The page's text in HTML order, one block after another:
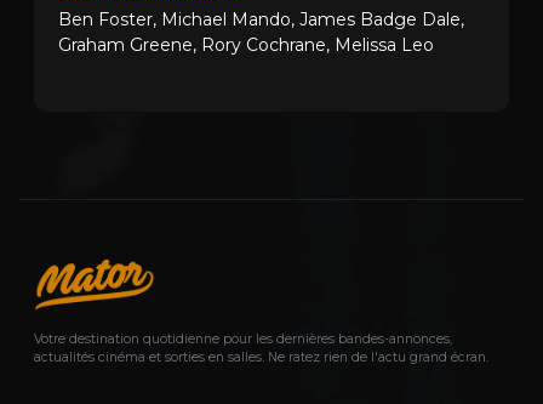
Ben Foster, Michael Mando, James Badge Dale,
Graham Greene, Rory Cochrane, Melissa Leo
Votre destination quotidienne pour les dernières bandes-annonces,
actualités cinéma et sorties en salles. Ne ratez rien de l'actu grand écran.